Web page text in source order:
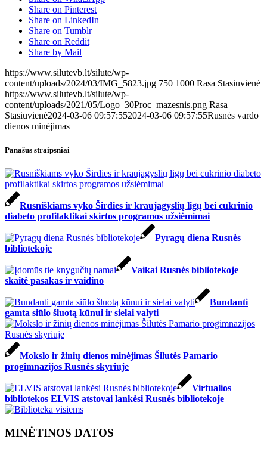
Share on Pinterest
Share on LinkedIn
Share on Tumblr
Share on Reddit
Share by Mail
https://www.silutevb.lt/silute/wp-
content/uploads/2024/03/IMG_5823.jpg 750 1000 Rasa Stasiuvienė
https://www.silutevb.lt/silute/wp-
content/uploads/2021/05/Logo_30Proc_mazesnis.png Rasa
Stasiuvienė2024-03-06 09:57:552024-03-06 09:57:55Rusnės vardo
dienos minėjimas
Panašūs straipsniai
Rusniškiams vyko Širdies ir kraujagyslių ligų bei cukrinio
diabeto profilaktikai skirtos programos užsiėmimai
Pyragų diena Rusnės
bibliotekoje
Vaikai Rusnės bibliotekoje
skaitė pasakas ir vaidino
Bundanti
gamta siūlo šluotą kūnui ir sielai valyti
Mokslo ir žinių dienos minėjimas Šilutės Pamario
progimnazijos Rusnės skyriuje
Virtualios
bibliotekos ELVIS atstovai lankėsi Rusnės bibliotekoje
MINĖTINOS DATOS